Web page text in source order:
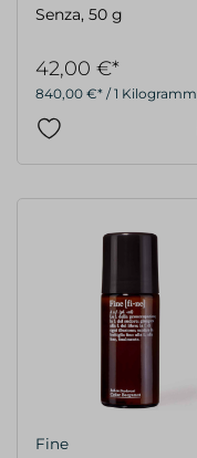
Senza, 50 g
840,00 €* / 1 Kilogramm
42,00 €*
Fine